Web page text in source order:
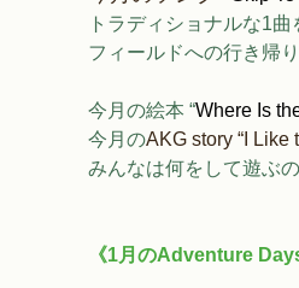
トラディショナルな1
フィールドへの行き帰
今月の絵本 “Where Is
今月のAKG story “I Like
みんなは何をして遊ぶ
《1月のAdventure